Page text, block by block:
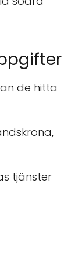
de hitta
tjänster